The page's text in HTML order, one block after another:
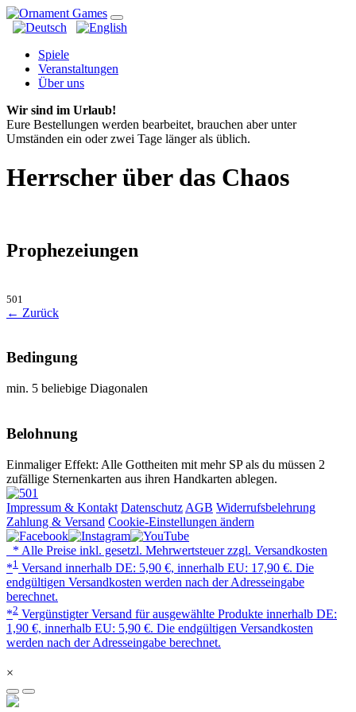
Spiele
Veranstaltungen
Über uns
Wir sind im Urlaub!
Eure Bestellungen werden bearbeitet, brauchen aber unter
Umständen ein oder zwei Tage länger als üblich.
Herrscher über das Chaos
Prophezeiungen
501
← Zurück
Bedingung
min. 5 beliebige Diagonalen
Belohnung
Einmaliger Effekt: Alle Gottheiten mit mehr SP als du müssen 2
zufällige Sternenkarten aus ihren Handkarten ablegen.
Impressum & Kontakt Datenschutz AGB Widerrufsbelehrung
Zahlung & Versand Cookie-Einstellungen ändern
* Alle Preise inkl. gesetzl. Mehrwertsteuer zzgl. Versandkosten
*1 Versand innerhalb DE: 5,90 €, innerhalb EU: 17,90 €. Die
endgültigen Versandkosten werden nach der Adresseingabe
berechnet.
*2 Vergünstigter Versand für ausgewählte Produkte innerhalb DE:
1,90 €, innerhalb EU: 5,90 €. Die endgültigen Versandkosten
werden nach der Adresseingabe berechnet.
×